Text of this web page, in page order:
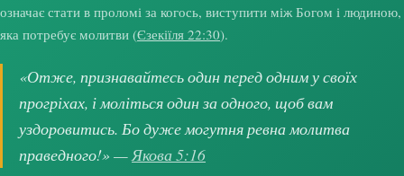
означає стати в проломі за когось, виступити між Богом і людиною,
яка потребує молитви (Єзекіїля 22:30).
«Отже, признавайтесь один перед одним у своїх
прогріхах, і моліться один за одного, щоб вам
уздоровитись. Бо дуже могутня ревна молитва
праведного!» —Якова 5:16